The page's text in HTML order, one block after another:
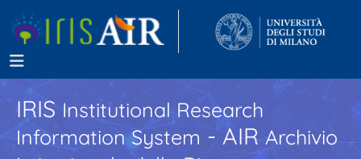
IRISInstitutional Research
Information System - AIR Archivio